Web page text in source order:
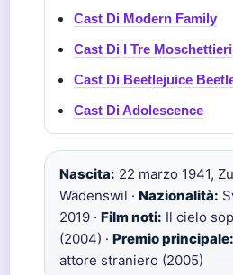
Cast Di Modern Family
Cast Di I Tre
Cast Di Beetlejuice
Cast Di Adolescence
Nascita: 22 marzo 1941,
Wädenswil · Nazionalità:
2019 · Film noti: Il cielo
(2004) · Premio principale:
attore straniero (2005)